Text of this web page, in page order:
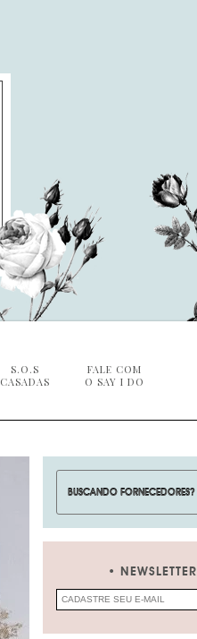
S.O.S
CASADAS
FALE COM
O SAY I DO
NEWSLETTER